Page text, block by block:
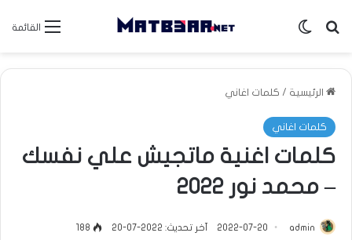
القائمة بحث عنالوضع المظلم
الرئيسية / كلمات اغاني
كلمات اغاني
كلمات اغنية ماتجيش علي نفسك
– محمد نور 2022
admin
2022-07-20 آخر تحديث: 2022-07-20 188